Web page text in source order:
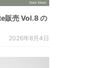
販売 Vol.8 の
2026年8月4日